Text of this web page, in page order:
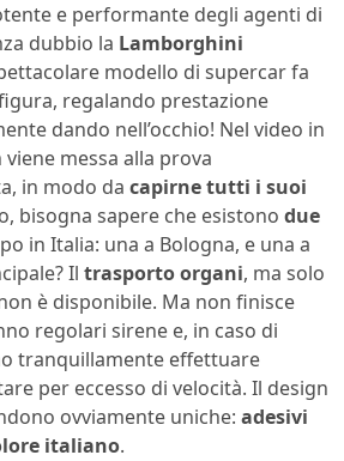
e performante degli agenti di
dubbio la Lamborghini
modello di supercar fa
regalando prestazione
dando nell’occhio! Nel video in
messa alla prova
in modo da capirne tutti i suoi
bisogna sapere che esistono due
in Italia: una a Bologna, e una a
Il trasporto organi, ma solo
è disponibile. Ma non finisce
regolari sirene e, in caso di
tranquillamente effettuare
per eccesso di velocità. Il design
ovviamente uniche: adesivi
italiano.